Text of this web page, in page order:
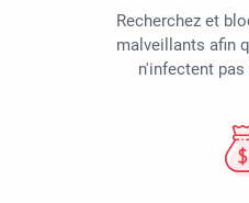
Recherchez et
malveillants afin
n'infectent